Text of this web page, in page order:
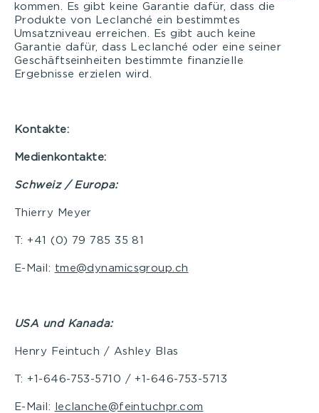
kommen. Es gibt keine Garantie dafür, dass die
Produkte von Leclanché ein bestimmtes
Umsatzniveau erreichen. Es gibt auch keine
Garantie dafür, dass Leclanché oder eine seiner
Geschäftseinheiten bestimmte finanzielle
Ergebnisse erzielen wird.
Kontakte:
Medienkontakte:
Schweiz / Europa:
Thierry Meyer
T: +41 (0) 79 785 35 81
E-Mail: tme@dynamicsgroup.ch
USA und Kanada:
Henry Feintuch / Ashley Blas
T: +1-646-753-5710 / +1-646-753-5713
E-Mail: leclanche@feintuchpr.com